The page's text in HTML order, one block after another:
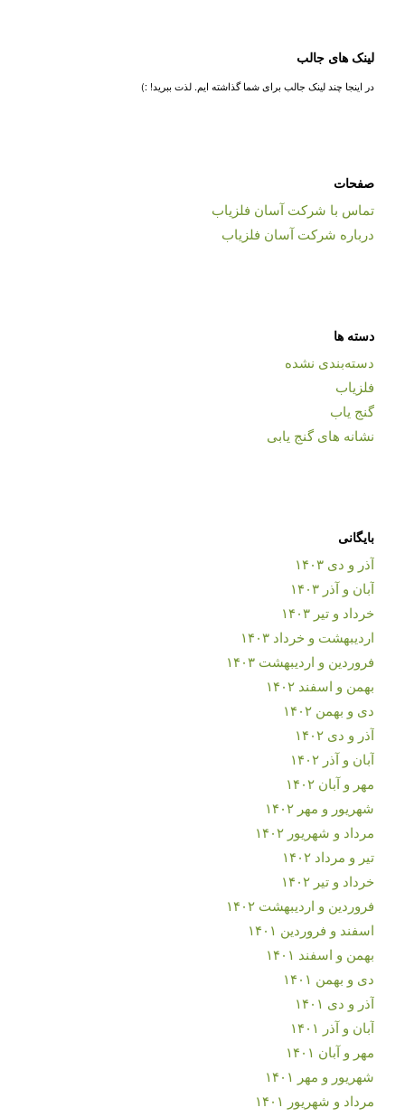
لینک های جالب
در اینجا چند لینک جالب برای شما گذاشته ایم. لذت ببرید! :)
صفحات
تماس با شرکت آسان فلزیاب
درباره شرکت آسان فلزیاب
دسته ها
دسته‌بندی نشده
فلزیاب
گنج یاب
نشانه های گنج یابی
بایگانی
آذر و دی ۱۴۰۳
آبان و آذر ۱۴۰۳
خرداد و تیر ۱۴۰۳
اردیبهشت و خرداد ۱۴۰۳
فروردین و اردیبهشت ۱۴۰۳
بهمن و اسفند ۱۴۰۲
دی و بهمن ۱۴۰۲
آذر و دی ۱۴۰۲
آبان و آذر ۱۴۰۲
مهر و آبان ۱۴۰۲
شهریور و مهر ۱۴۰۲
مرداد و شهریور ۱۴۰۲
تیر و مرداد ۱۴۰۲
خرداد و تیر ۱۴۰۲
فروردین و اردیبهشت ۱۴۰۲
اسفند و فروردین ۱۴۰۱
بهمن و اسفند ۱۴۰۱
دی و بهمن ۱۴۰۱
آذر و دی ۱۴۰۱
آبان و آذر ۱۴۰۱
مهر و آبان ۱۴۰۱
شهریور و مهر ۱۴۰۱
مرداد و شهریور ۱۴۰۱